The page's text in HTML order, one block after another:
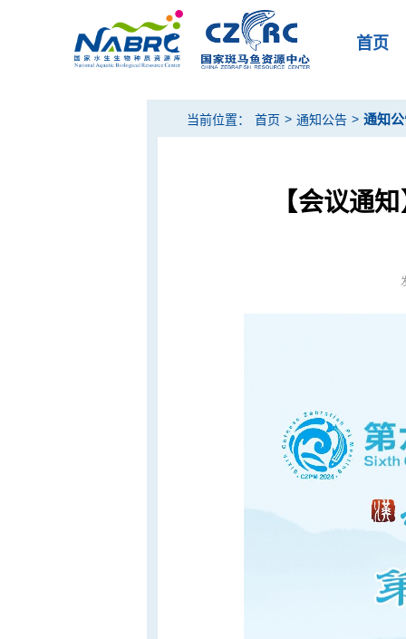
首页
当前位置： 首页 > 通知公告 > 通知
【会议通